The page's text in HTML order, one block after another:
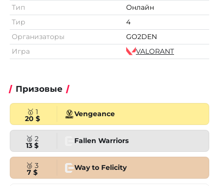
Тип
Онлайн
Тир
4
Организаторы
GO2DEN
Игра
VALORANT
Призовые
🥇 1
20 $
Vengeance
🥈 2
13 $
Fallen Warriors
🥉 3
7 $
Way to Felicity